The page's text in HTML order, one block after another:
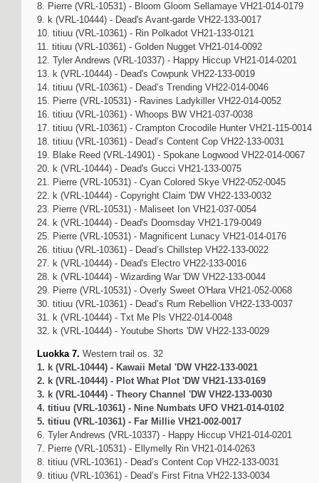
8. Pierre (VRL-10531) - Bloom Gloom Sellamaye VH21-014-0179
9. k (VRL-10444) - Dead's Avant-garde VH22-133-0017
10. titiuu (VRL-10361) - Rin Polkadot VH21-133-0121
11. titiuu (VRL-10361) - Golden Nugget VH21-014-0092
12. Tyler Andrews (VRL-10337) - Happy Hiccup VH21-014-0201
13. k (VRL-10444) - Dead's Cowpunk VH22-133-0019
14. titiuu (VRL-10361) - Dead’s Trending VH22-014-0046
15. Pierre (VRL-10531) - Ravines Ladykiller VH22-014-0052
16. titiuu (VRL-10361) - Whoops BW VH21-037-0038
17. titiuu (VRL-10361) - Crampton Crocodile Hunter VH21-115-0014
18. titiuu (VRL-10361) - Dead’s Content Cop VH22-133-0031
19. Blake Reed (VRL-14901) - Spokane Logwood VH22-014-0067
20. k (VRL-10444) - Dead's Gucci VH21-133-0075
21. Pierre (VRL-10531) - Cyan Colored Skye VH22-052-0045
22. k (VRL-10444) - Copyright Claim 'DW VH22-133-0032
23. Pierre (VRL-10531) - Maliseet Ion VH21-037-0054
24. k (VRL-10444) - Dead's Doomsday VH21-179-0049
25. Pierre (VRL-10531) - Magnificent Lunacy VH21-014-0176
26. titiuu (VRL-10361) - Dead’s Chillstep VH22-133-0022
27. k (VRL-10444) - Dead's Electro VH22-133-0016
28. k (VRL-10444) - Wizarding War 'DW VH22-133-0044
29. Pierre (VRL-10531) - Overly Sweet O'Hara VH21-052-0068
30. titiuu (VRL-10361) - Dead’s Rum Rebellion VH22-133-0037
31. k (VRL-10444) - Txt Me Pls VH22-014-0048
32. k (VRL-10444) - Youtube Shorts 'DW VH22-133-0029
Luokka 7. Western trail os. 32
1. k (VRL-10444) - Kawaii Metal 'DW VH22-133-0021
2. k (VRL-10444) - Plot What Plot 'DW VH21-133-0169
3. k (VRL-10444) - Theory Channel 'DW VH22-133-0030
4. titiuu (VRL-10361) - Nine Numbats UFO VH21-014-0102
5. titiuu (VRL-10361) - Far Millie VH21-002-0017
6. Tyler Andrews (VRL-10337) - Happy Hiccup VH21-014-0201
7. Pierre (VRL-10531) - Ellymelly Rin VH21-014-0263
8. titiuu (VRL-10361) - Dead’s Content Cop VH22-133-0031
9. titiuu (VRL-10361) - Dead’s First Fitna VH22-133-0034